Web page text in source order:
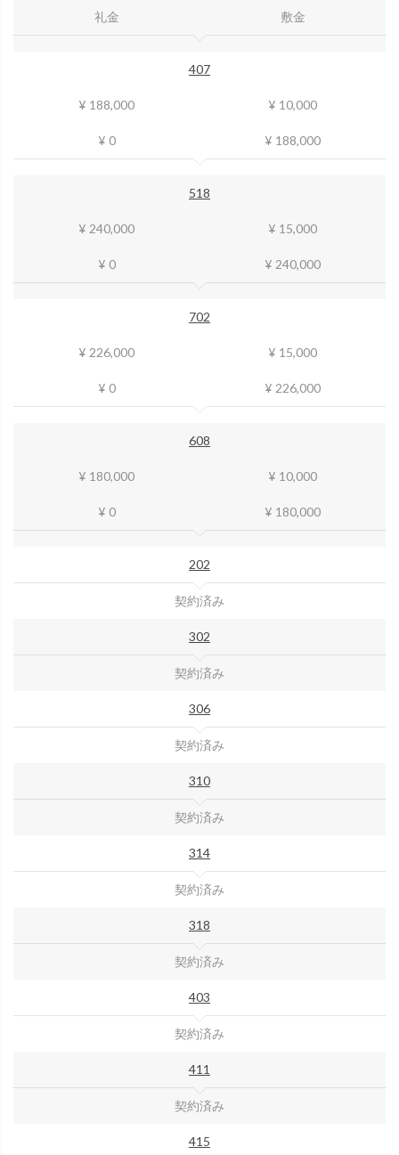
礼金 敷金
407
¥ 188,000 ¥ 10,000
¥ 0 ¥ 188,000
518
¥ 240,000 ¥ 15,000
¥ 0 ¥ 240,000
702
¥ 226,000 ¥ 15,000
¥ 0 ¥ 226,000
608
¥ 180,000 ¥ 10,000
¥ 0 ¥ 180,000
202
契約済み
302
契約済み
306
契約済み
310
契約済み
314
契約済み
318
契約済み
403
契約済み
411
契約済み
415